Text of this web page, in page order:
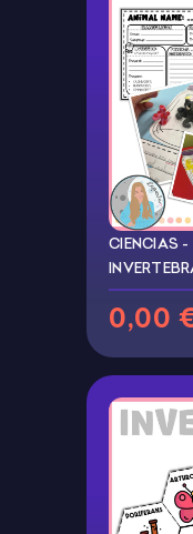
CIENCIAS -
0,00